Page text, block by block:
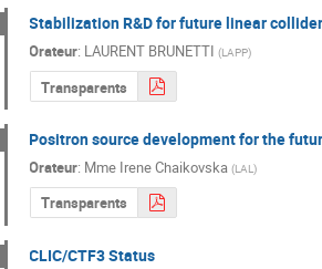
Stabilization R&D for future linear
Orateur: LAURENT BRUNETTI (LAPP)
Transparents
Positron source development for the
Orateur: Mme Irene Chaikovska (LAL)
Transparents
CLIC/CTF3 Status